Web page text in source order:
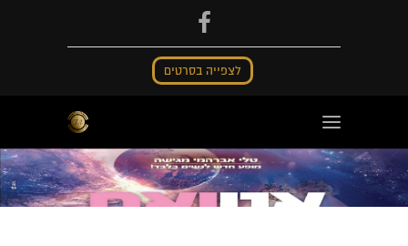
לצפייה בסרטים